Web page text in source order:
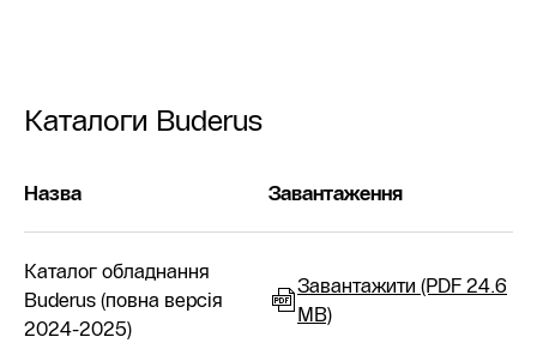
Каталоги Buderus
Назва Завантаження
Каталог обладнання
Buderus (повна версія
2024-2025)
Завантажити (PDF 24.6
MB)